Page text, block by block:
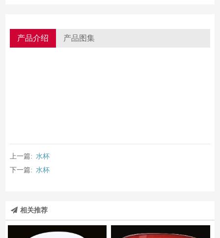
产品介绍 产品图集
上一篇: 水杯
下一篇: 水杯
相关推荐